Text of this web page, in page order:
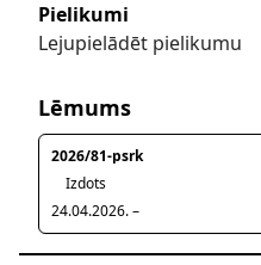
Pielikumi
Lejupielādēt pielikumu
Lēmums
2026/81-psrk
Izdots
24.04.2026. –